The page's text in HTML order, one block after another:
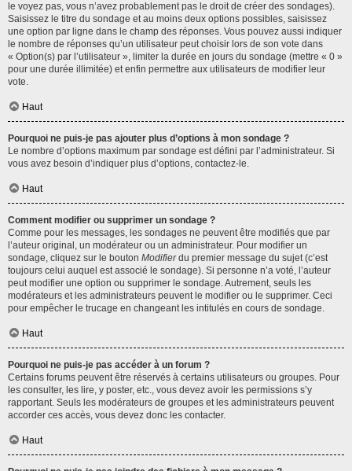
le voyez pas, vous n’avez probablement pas le droit de créer des sondages).
Saisissez le titre du sondage et au moins deux options possibles, saisissez
une option par ligne dans le champ des réponses. Vous pouvez aussi indiquer
le nombre de réponses qu’un utilisateur peut choisir lors de son vote dans
« Option(s) par l’utilisateur », limiter la durée en jours du sondage (mettre « 0 »
pour une durée illimitée) et enfin permettre aux utilisateurs de modifier leur
vote.
Haut
Pourquoi ne puis-je pas ajouter plus d’options à mon sondage ?
Le nombre d’options maximum par sondage est défini par l’administrateur. Si
vous avez besoin d’indiquer plus d’options, contactez-le.
Haut
Comment modifier ou supprimer un sondage ?
Comme pour les messages, les sondages ne peuvent être modifiés que par
l’auteur original, un modérateur ou un administrateur. Pour modifier un
sondage, cliquez sur le bouton Modifierdu premier message du sujet (c’est
toujours celui auquel est associé le sondage). Si personne n’a voté, l’auteur
peut modifier une option ou supprimer le sondage. Autrement, seuls les
modérateurs et les administrateurs peuvent le modifier ou le supprimer. Ceci
pour empêcher le trucage en changeant les intitulés en cours de sondage.
Haut
Pourquoi ne puis-je pas accéder à un forum ?
Certains forums peuvent être réservés à certains utilisateurs ou groupes. Pour
les consulter, les lire, y poster, etc., vous devez avoir les permissions s’y
rapportant. Seuls les modérateurs de groupes et les administrateurs peuvent
accorder ces accès, vous devez donc les contacter.
Haut